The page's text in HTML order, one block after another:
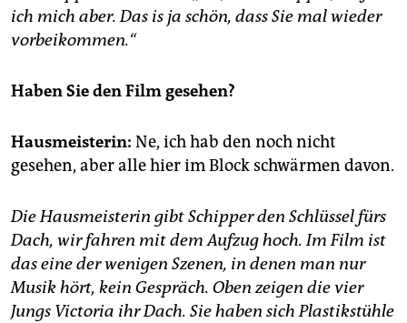
ich mich aber. Das is ja schön, dass Sie mal wieder
vorbeikommen.“
Haben Sie den Film gesehen?
Hausmeisterin: Ne, ich hab den noch nicht
gesehen, aber alle hier im Block schwärmen davon.
Die Hausmeisterin gibt Schipper den Schlüssel fürs
Dach, wir fahren mit dem Aufzug hoch. Im Film ist
das eine der wenigen Szenen, in denen man nur
Musik hört, kein Gespräch. Oben zeigen die vier
Jungs Victoria ihr Dach. Sie haben sich Plastikstühle